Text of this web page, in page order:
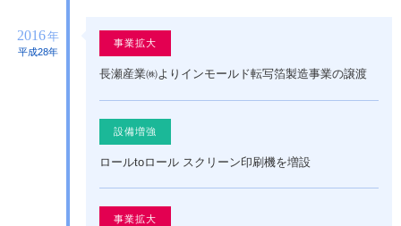
2016年
平成28年
事業拡大
長瀬産業㈱よりインモールド転写箔製造事業の譲渡
設備増強
ロールtoロール スクリーン印刷機を増設
事業拡大